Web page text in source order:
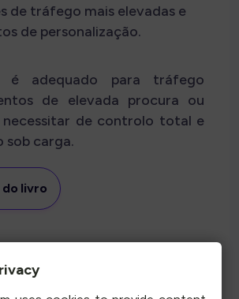
de tráfego mais elevadas e
de personalização.
é adequado para tráfego
de elevada procura ou
necessitar de controlo total e
sob carga.
livro
e capacidade ilimitadas- Sem limites